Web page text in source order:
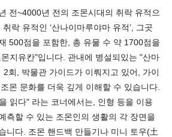
전~4000년 전의 조몬시대의 취락 유적으
락 유적인 ‘산나이마루야마 유적’, 그곳
500점을 포함한, 총 유물 수 약 1700점을
지유칸"입니다. 관내에 병설되있는 "산마
2회, 박물관 가이드가 이뤄지고 있어, 가이
몬 문화를 더욱 깊게 이해할 수 있습니다.
읽다" 라는 코너에서는, 인형 등을 이용
측할 수 있는 조몬인의 생활의 각 장면을
니다. 조몬 핸드백 만들기나 미니 토우(土